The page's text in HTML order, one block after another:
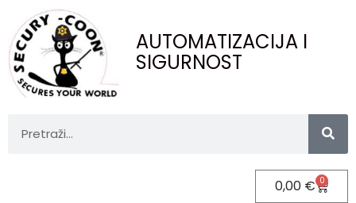
AUTOMATIZACIJA I
SIGURNOST
0,00 € 0